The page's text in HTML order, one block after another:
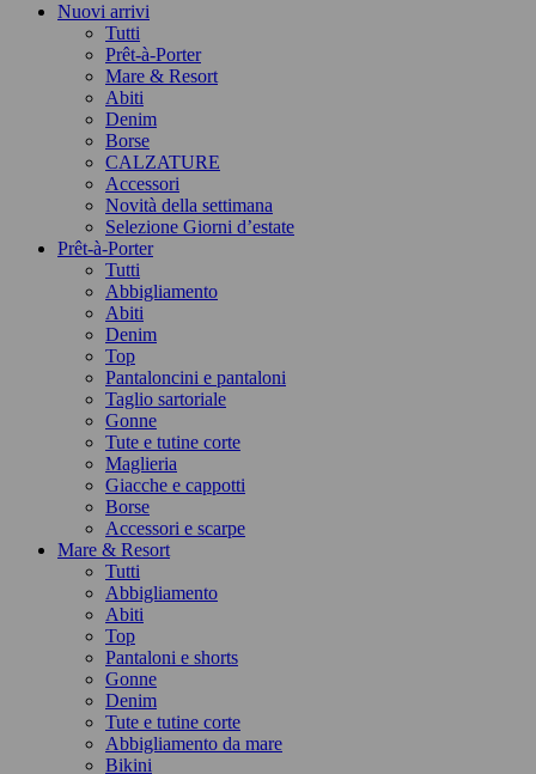
Nuovi arrivi
Tutti
Prêt-à-Porter
Mare & Resort
Abiti
Denim
Borse
CALZATURE
Accessori
Novità della settimana
Selezione Giorni d’estate
Prêt-à-Porter
Tutti
Abbigliamento
Abiti
Denim
Top
Pantaloncini e pantaloni
Taglio sartoriale
Gonne
Tute e tutine corte
Maglieria
Giacche e cappotti
Borse
Accessori e scarpe
Mare & Resort
Tutti
Abbigliamento
Abiti
Top
Pantaloni e shorts
Gonne
Denim
Tute e tutine corte
Abbigliamento da mare
Bikini